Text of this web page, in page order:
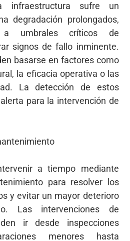
sufre un
degradación prolongados,
a umbrales críticos de
signos de fallo inminente.
basarse en factores como
la eficacia operativa o las
La detección de estos
para la intervención de
a tiempo mediante
para resolver los
y evitar un mayor deterioro
Las intervenciones de
ir desde inspecciones
menores hasta